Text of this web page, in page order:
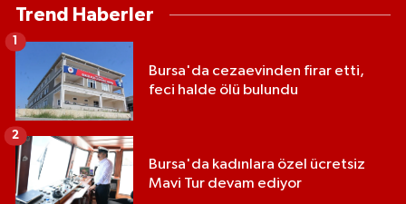
Trend Haberler
Bursa'da cezaevinden firar etti,
feci halde ölü bulundu
1
Bursa'da kadınlara özel ücretsiz
Mavi Tur devam ediyor
2